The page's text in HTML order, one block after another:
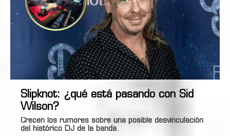
Slipknot: ¿qué está pasando con Sid
Wilson?
Crecen los rumores sobre una posible desvinculación
del histórico DJ de la banda.